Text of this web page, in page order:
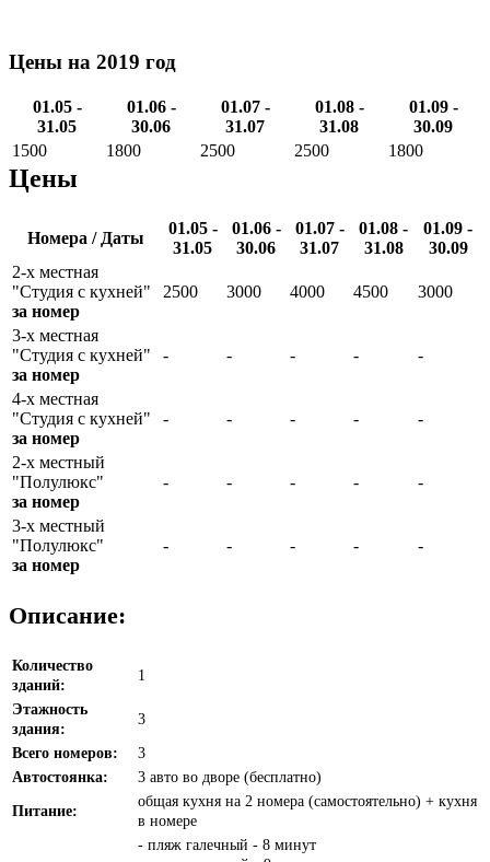
Цены на 2019 год
01.05 -
31.05
01.06 -
30.06
01.07 -
31.07
01.08 -
31.08
01.09 -
30.09
1500
1800 2500 2500 1800
Цены
Номера / Даты
01.05 -
31.05
01.06 -
30.06
01.07 -
31.07
01.08 -
31.08
01.09 -
30.09
2-х местная
"Студия с кухней"
за номер
2500 3000 4000 4500 3000
3-х местная
"Студия с кухней"
за номер
- - - - -
4-х местная
"Студия с кухней"
за номер
- - - - -
2-х местный
"Полулюкс"
за номер
- - - - -
3-х местный
"Полулюкс"
за номер
- - - - -
Описание:
Количество
зданий:
1
Этажность
здания:
3
Всего номеров:
3
Автостоянка:
3 авто во дворе (бесплатно)
Питание:
общая кухня на 2 номера (самостоятельно) + кухня
в номере
- пляж галечный - 8 минут